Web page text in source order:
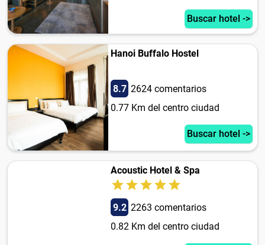
Buscar hotel ->
Hanoi Buffalo Hostel
8.7 2624 comentarios
0.77 Km del centro ciudad
Buscar hotel ->
Acoustic Hotel & Spa
9.2 2263 comentarios
0.82 Km del centro ciudad